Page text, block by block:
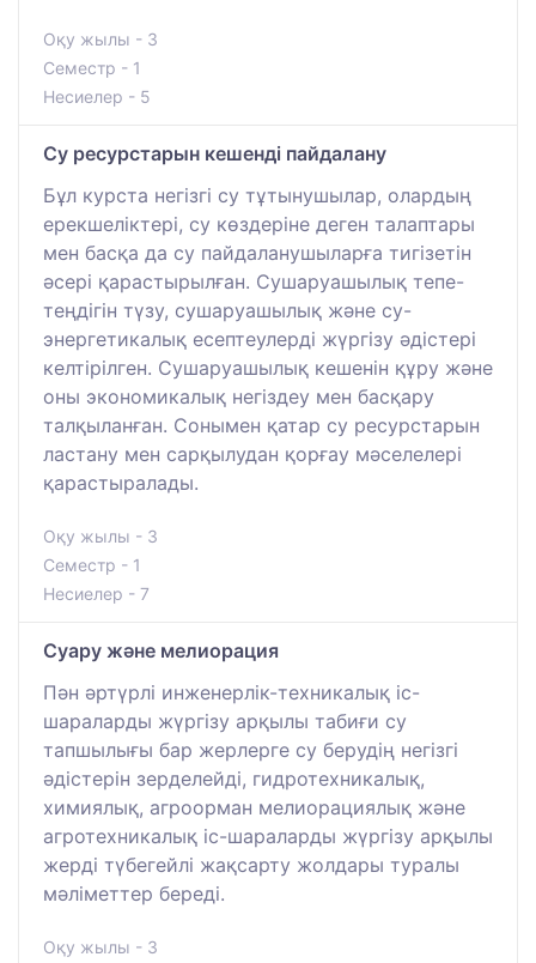
Оқу жылы - 3
Семестр - 1
Несиелер - 5
Су ресурстарын кешенді пайдалану
Бұл курста негізгі су тұтынушылар, олардың
ерекшеліктері, су көздеріне деген талаптары
мен басқа да су пайдаланушыларға тигізетін
әсері қарастырылған. Сушаруашылық тепе-
теңдігін түзу, сушаруашылық және су-
энергетикалық есептеулерді жүргізу әдістері
келтірілген. Сушаруашылық кешенін құру және
оны экономикалық негіздеу мен басқару
талқыланған. Сонымен қатар су ресурстарын
ластану мен сарқылудан қорғау мәселелері
қарастыралады.
Оқу жылы - 3
Семестр - 1
Несиелер - 7
Суару және мелиорация
Пән әртүрлі инженерлік-техникалық іс-
шараларды жүргізу арқылы табиғи су
тапшылығы бар жерлерге су берудің негізгі
әдістерін зерделейді, гидротехникалық,
химиялық, агроорман мелиорациялық және
агротехникалық іс-шараларды жүргізу арқылы
жерді түбегейлі жақсарту жолдары туралы
мәліметтер береді.
Оқу жылы - 3